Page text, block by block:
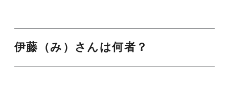
伊藤（み）さんは何者？